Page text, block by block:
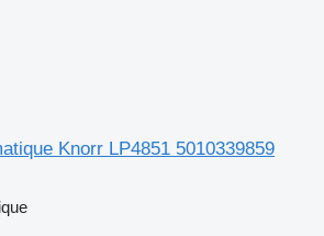
Knorr LP4851 5010339859